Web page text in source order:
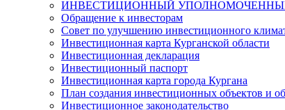
ИНВЕСТИЦИОННЫЙ
Обращение к инвесторам
Совет по улучшению инвестиционного
Инвестиционная карта Курганской области
Инвестиционная декларация
Инвестиционный паспорт
Инвестиционная карта города Кургана
План создания инвестиционных объектов и
Инвестиционное законодательство